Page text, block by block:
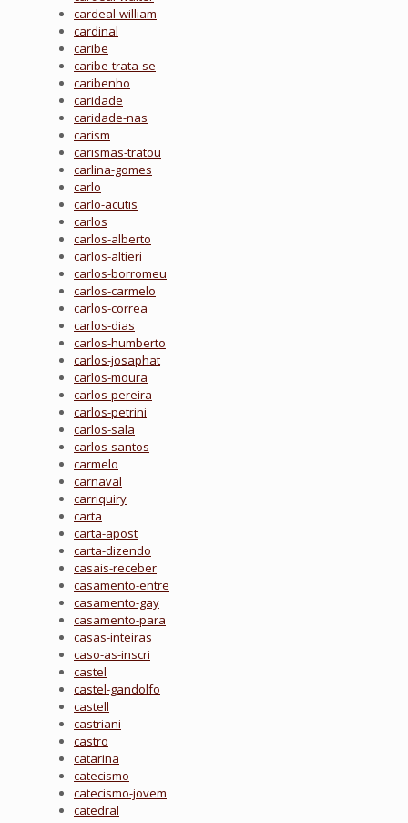
cardeal-william
cardinal
caribe
caribe-trata-se
caribenho
caridade
caridade-nas
carism
carismas-tratou
carlina-gomes
carlo
carlo-acutis
carlos
carlos-alberto
carlos-altieri
carlos-borromeu
carlos-carmelo
carlos-correa
carlos-dias
carlos-humberto
carlos-josaphat
carlos-moura
carlos-pereira
carlos-petrini
carlos-sala
carlos-santos
carmelo
carnaval
carriquiry
carta
carta-apost
carta-dizendo
casais-receber
casamento-entre
casamento-gay
casamento-para
casas-inteiras
caso-as-inscri
castel
castel-gandolfo
castell
castriani
castro
catarina
catecismo
catecismo-jovem
catedral